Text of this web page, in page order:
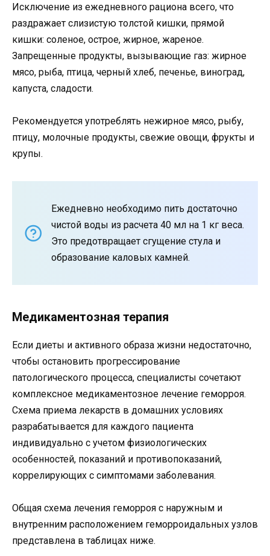
Исключение из ежедневного рациона всего, что
раздражает слизистую толстой кишки, прямой
кишки: соленое, острое, жирное, жареное.
Запрещенные продукты, вызывающие газ: жирное
мясо, рыба, птица, черный хлеб, печенье, виноград,
капуста, сладости.
Рекомендуется употреблять нежирное мясо, рыбу,
птицу, молочные продукты, свежие овощи, фрукты и
крупы.
Ежедневно необходимо пить достаточно
чистой воды из расчета 40 мл на 1 кг веса.
Это предотвращает сгущение стула и
образование каловых камней.
Медикаментозная терапия
Если диеты и активного образа жизни недостаточно,
чтобы остановить прогрессирование
патологического процесса, специалисты сочетают
комплексное медикаментозное лечение геморроя.
Схема приема лекарств в домашних условиях
разрабатывается для каждого пациента
индивидуально с учетом физиологических
особенностей, показаний и противопоказаний,
коррелирующих с симптомами заболевания.
Общая схема лечения геморроя с наружным и
внутренним расположением геморроидальных узлов
представлена ​​в таблицах ниже.